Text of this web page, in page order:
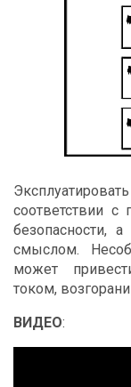
соответствии с
безопасности,
смыслом.
может
током,
ВИДЕО: